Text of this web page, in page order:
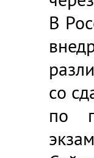
В
со
по